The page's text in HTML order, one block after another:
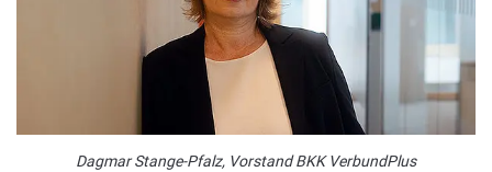
Dagmar Stange-Pfalz, Vorstand BKK VerbundPlus